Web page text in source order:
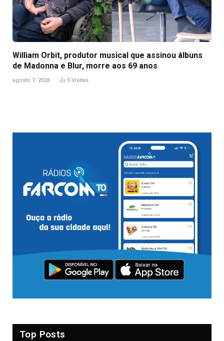
William Orbit, produtor musical que assinou álbuns
de Madonna e Blur, morre aos 69 anos
agosto 7, 2026 0 Visitas
Top Posts